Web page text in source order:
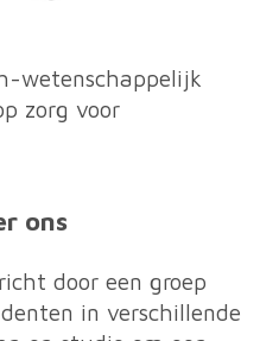
wetenschappelijk
zorg voor
ons
door een groep
in verschillende